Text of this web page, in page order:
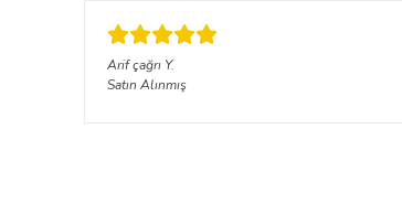
Arif çağrı Y.
Satın Alınmış